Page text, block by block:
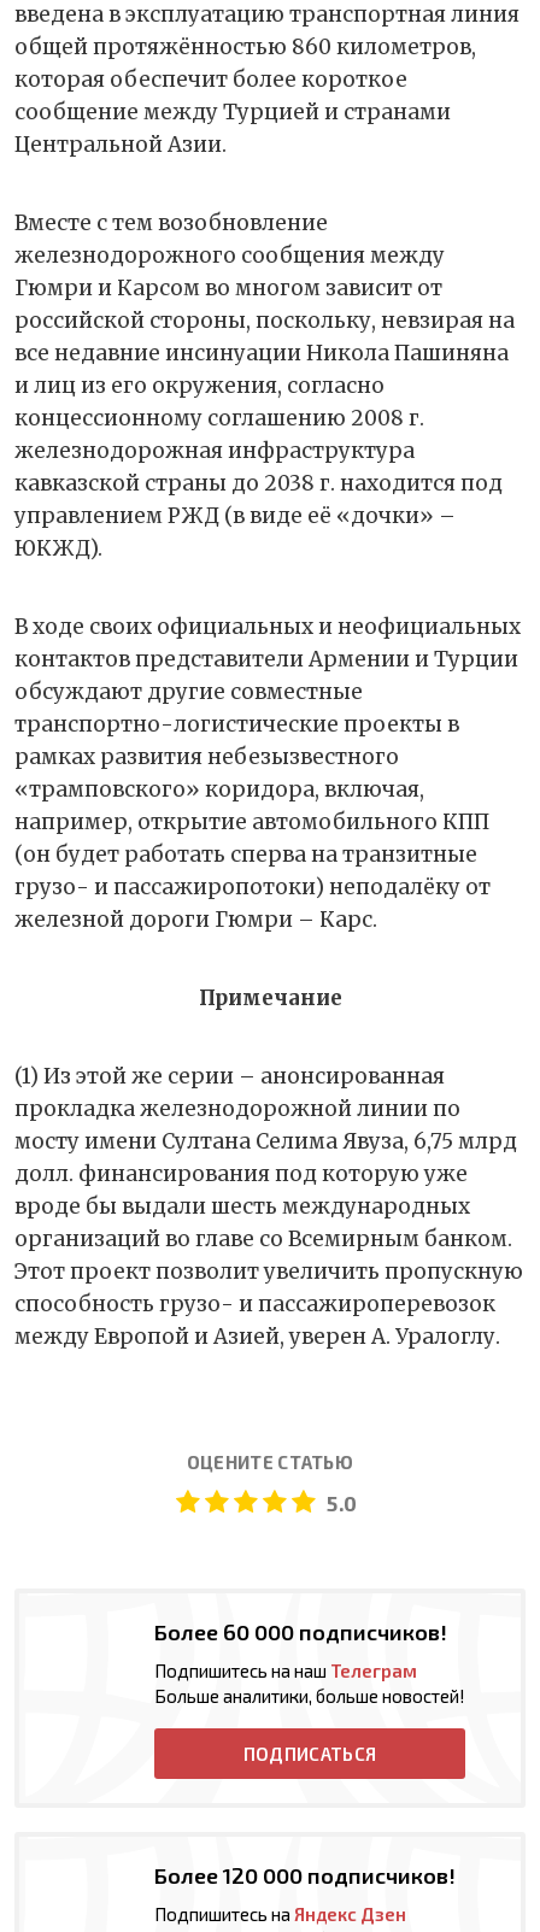
введена в эксплуатацию транспортная линия
общей протяжённостью 860 километров,
которая обеспечит более короткое
сообщение между Турцией и странами
Центральной Азии.
Вместе с тем возобновление
железнодорожного сообщения между
Гюмри и Карсом во многом зависит от
российской стороны, поскольку, невзирая на
все недавние инсинуации Никола Пашиняна
и лиц из его окружения, согласно
концессионному соглашению 2008 г.
железнодорожная инфраструктура
кавказской страны до 2038 г. находится под
управлением РЖД (в виде её «дочки» –
ЮКЖД).
В ходе своих официальных и неофициальных
контактов представители Армении и Турции
обсуждают другие совместные
транспортно-логистические проекты в
рамках развития небезызвестного
«трамповского» коридора, включая,
например, открытие автомобильного КПП
(он будет работать сперва на транзитные
грузо- и пассажиропотоки) неподалёку от
железной дороги Гюмри – Карс.
Примечание
(1) Из этой же серии – анонсированная
прокладка железнодорожной линии по
мосту имени Султана Селима Явуза, 6,75 млрд
долл. финансирования под которую уже
вроде бы выдали шесть международных
организаций во главе со Всемирным банком.
Этот проект позволит увеличить пропускную
способность грузо- и пассажироперевозок
между Европой и Азией, уверен А. Уралоглу.
ОЦЕНИТЕ СТАТЬЮ
5.0
Более 60 000 подписчиков!
Подпишитесь на наш Телеграм
Больше аналитики, больше новостей!
ПОДПИСАТЬСЯ
Более 120 000 подписчиков!
Подпишитесь на Яндекс Дзен